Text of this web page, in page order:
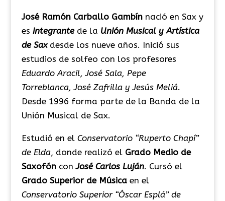
José Ramón Carballo Gambínnació en Sax y
es integrantede la Unión Musical y Artística
de Sax desde los nueve años. Inició sus
estudios de solfeo con los profesores
Eduardo Aracil, José Sala, Pepe
Torreblanca, José Zafrilla y Jesús Meliá.
Desde 1996 forma parte de la Banda de la
Unión Musical de Sax.
Estudió en el Conservatorio “Ruperto Chapí”
de Elda, donde realizó el Grado Medio de
SaxofónconJosé Carlos Luján. Cursó el
Grado Superior de Músicaen el
Conservatorio Superior “Óscar Esplá” de